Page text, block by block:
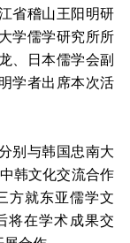
省稽山王阳明研
学儒学研究所所
、日本儒学会副
学者出席本次活
别与韩国忠南大
韩文化交流合作
方就东亚儒学文
将在学术成果交